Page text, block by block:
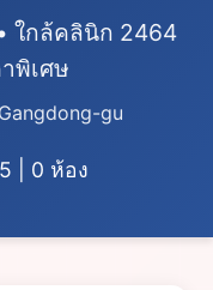
ใกล้คลินิก 2464
พิเศษ
gu
| 0 ห้อง